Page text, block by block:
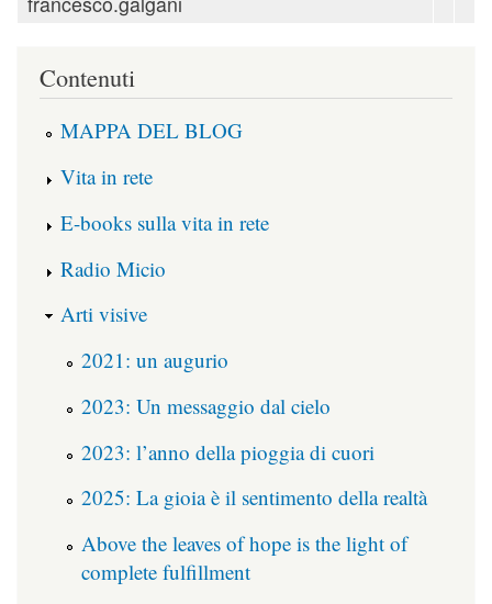
Contenuti
MAPPA DEL BLOG
Vita in rete
E-books sulla vita in rete
Radio Micio
Arti visive
2021: un augurio
2023: Un messaggio dal cielo
2023: l’anno della pioggia di cuori
2025: La gioia è il sentimento della realtà
Above the leaves of hope is the light of
complete fulfillment